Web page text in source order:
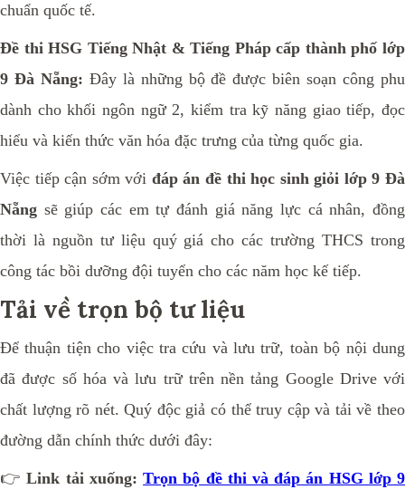
chuẩn quốc tế.
Đề thi HSG Tiếng Nhật & Tiếng Pháp cấp thành phố lớp
9 Đà Nẵng: Đây là những bộ đề được biên soạn công phu
dành cho khối ngôn ngữ 2, kiểm tra kỹ năng giao tiếp, đọc
hiểu và kiến thức văn hóa đặc trưng của từng quốc gia.
Việc tiếp cận sớm với đáp án đề thi học sinh giỏi lớp 9 Đà
Nẵng sẽ giúp các em tự đánh giá năng lực cá nhân, đồng
thời là nguồn tư liệu quý giá cho các trường THCS trong
công tác bồi dưỡng đội tuyển cho các năm học kế tiếp.
Tải về trọn bộ tư liệu
Để thuận tiện cho việc tra cứu và lưu trữ, toàn bộ nội dung
đã được số hóa và lưu trữ trên nền tảng Google Drive với
chất lượng rõ nét. Quý độc giả có thể truy cập và tải về theo
đường dẫn chính thức dưới đây:
👉 Link tải xuống: Trọn bộ đề thi và đáp án HSG lớp 9